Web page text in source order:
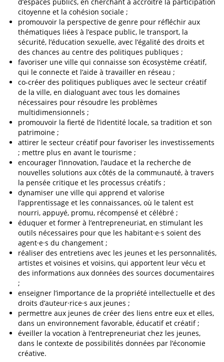
citoyenne et la cohésion sociale ;
promouvoir la perspective de genre pour réfléchir aux
thématiques liées à l’espace public, le transport, la
sécurité, l’éducation sexuelle, avec l’égalité des droits et
des chances au centre des politiques publiques ;
favoriser une ville qui connaisse son écosystème créatif,
qui le connecte et l’aide à travailler en réseau ;
co-créer des politiques publiques avec le secteur créatif
de la ville, en dialoguant avec tous les domaines
nécessaires pour résoudre les problèmes
multidimensionnels ;
promouvoir la fierté de l’identité locale, sa tradition et son
patrimoine ;
attirer le secteur créatif pour favoriser les investissements
; mettre plus en avant le tourisme ;
encourager l’innovation, l’audace et la recherche de
nouvelles solutions aux côtés de la communauté, à travers
la pensée critique et les processus créatifs ;
dynamiser une ville qui apprend et valorise
l’apprentissage et les connaissances, où le talent est
nourri, appuyé, promu, récompensé et célébré ;
éduquer et former à l’entrepreneuriat, en stimulant les
outils nécessaires pour que les habitant·e·s soient des
agent·e·s du changement ;
réaliser des entretiens avec les jeunes et les personnalités,
artistes et voisines et voisins, qui apportent leur vécu et
des informations aux données des sources documentaires
;
enseigner l’importance de la propriété intellectuelle et des
droits d’auteur·rice·s aux jeunes ;
permettre aux jeunes de créer des liens entre eux et elles,
dans un environnement favorable, éducatif et créatif ;
éveiller la vocation à l’entrepreneuriat chez les jeunes,
dans le contexte de possibilités données par l’économie
créative.